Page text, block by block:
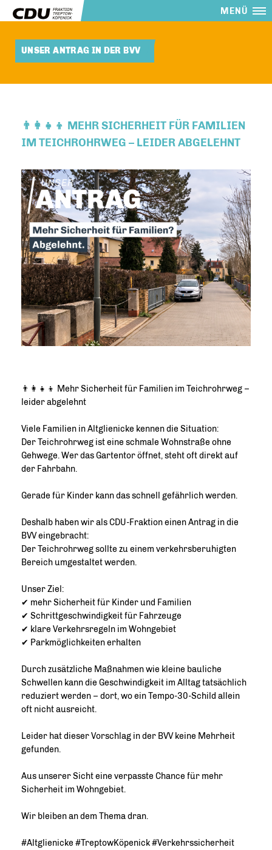
MENÜ
UNSER ANTRAG IN DER BVV
👨‍👩‍👧‍👦 MEHR SICHERHEIT FÜR FAMILIEN
IM TEICHROHRWEG – LEIDER ABGELEHNT
👨‍👩‍👧‍👦 Mehr Sicherheit für Familien im Teichrohrweg –
leider abgelehnt
Viele Familien in Altglienicke kennen die Situation:
Der Teichrohrweg ist eine schmale Wohnstraße ohne
Gehwege. Wer das Gartentor öffnet, steht oft direkt auf
der Fahrbahn.
Gerade für Kinder kann das schnell gefährlich werden.
Deshalb haben wir als CDU-Fraktion einen Antrag in die
BVV eingebracht:
Der Teichrohrweg sollte zu einem verkehrsberuhigten
Bereich umgestaltet werden.
Unser Ziel:
✔ mehr Sicherheit für Kinder und Familien
✔ Schrittgeschwindigkeit für Fahrzeuge
✔ klare Verkehrsregeln im Wohngebiet
✔ Parkmöglichkeiten erhalten
Durch zusätzliche Maßnahmen wie kleine bauliche
Schwellen kann die Geschwindigkeit im Alltag tatsächlich
reduziert werden – dort, wo ein Tempo-30-Schild allein
oft nicht ausreicht.
Leider hat dieser Vorschlag in der BVV keine Mehrheit
gefunden.
Aus unserer Sicht eine verpasste Chance für mehr
Sicherheit im Wohngebiet.
Wir bleiben an dem Thema dran.
#Altglienicke #TreptowKöpenick #Verkehrssicherheit